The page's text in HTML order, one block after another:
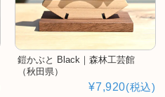
鎧かぶと Black｜森林工芸館
（秋田県）
¥7,920(税込)